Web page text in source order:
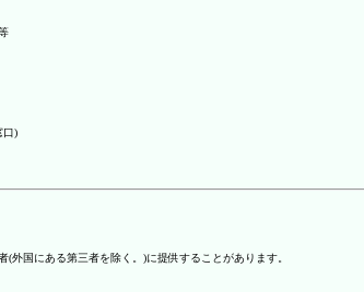
口)
外国にある第三者を除く。)に提供することがあります。